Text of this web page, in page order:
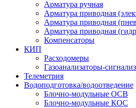
Арматура ручная
Арматура приводная
Арматура приводная
Арматура приводная
Компенсаторы
КИП
Расходомеры
Газоанализаторы-
Телеметрия
Водоподготовка/водоотведение
Блочно-модульные ОСВ
Блочно-модульные КОС